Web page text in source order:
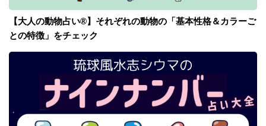
【大人の動物占い®】それぞれの動物の「基本性格＆カラーご
との特徴」をチェック